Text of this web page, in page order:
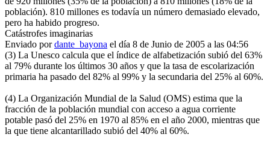
población). 810 millones es todavía un número demasiado elevado,
pero ha habido progreso.
Catástrofes imaginarias
Enviado pordante_bayona el día 8 de Junio de 2005 a las 04:56
(3) La Unesco calcula que el índice de alfabetización subió del 63%
al 79% durante los últimos 30 años y que la tasa de escolarización
primaria ha pasado del 82% al 99% y la secundaria del 25% al 60%.
(4) La Organización Mundial de la Salud (OMS) estima que la
fracción de la población mundial con acceso a agua corriente
potable pasó del 25% en 1970 al 85% en el año 2000, mientras que
la que tiene alcantarillado subió del 40% al 60%.